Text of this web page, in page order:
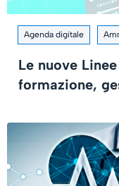
Agenda digitale
Le nuove
formazione,